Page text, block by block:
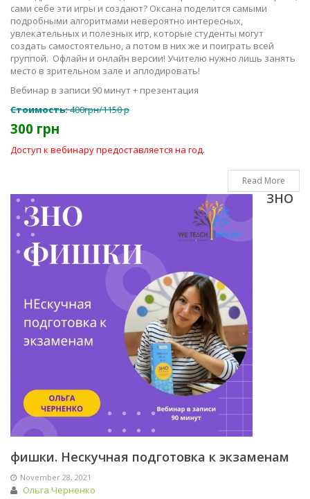
сами себе эти игры и создают? Оксана поделится самыми
подробными алгоритмами невероятно интересных,
увлекательных и полезных игр, которые студенты могут
создать самостоятельно, а потом в них же и поиграть всей
группой. Офлайн и онлайн версии! Учителю нужно лишь занять
место в зрительном зале и аплодировать!
Вебинар в записи 90 минут + презентация
Стоимость:400грн/1150 р
300 грн
Доступ к вебинару предоставляется на год.
Read More
ЗНО
фишки. Нескучная подготовка к экзаменам
November 28, 2021
Ольга Черненко